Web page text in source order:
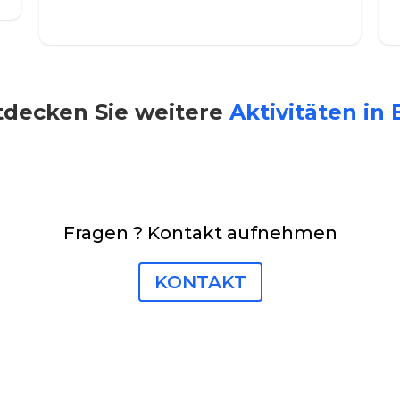
Sie weitere Aktivitäten in
Fragen ? Kontakt aufnehmen
KONTAKT